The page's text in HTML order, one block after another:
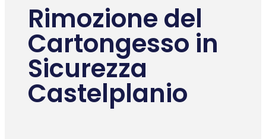
Rimozione del
Cartongesso in
Sicurezza
Castelplanio